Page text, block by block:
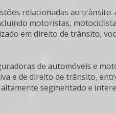
relacionadas ao trânsito.
motoristas,
em direito de trânsito,
de automóveis e
e de direito de trânsito,
segmentado e